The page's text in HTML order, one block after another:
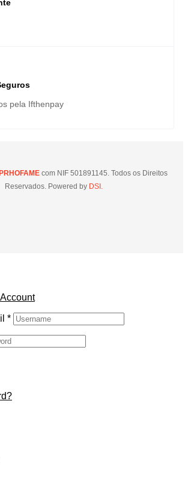
pela Ifthenpay
PRHOFAME com NIF 501891145. Todos os Direitos
Reservados. Powered byDSI.
*